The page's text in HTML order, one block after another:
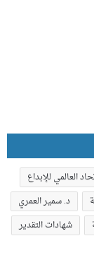
العالمي للإبداع
د. سمير العمري
شهادات التقدير